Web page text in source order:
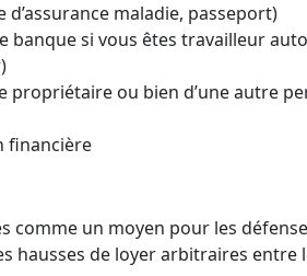
maladie, passeport)
banque si vous êtes travailleur
propriétaire ou bien d’une autre
financière
comme un moyen pour les
hausses de loyer arbitraires entre